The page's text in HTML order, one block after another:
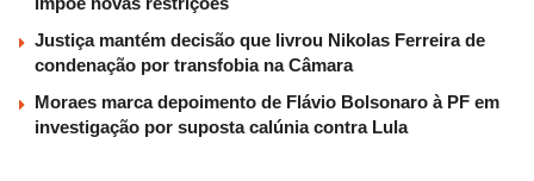
Justiça mantém decisão que livrou Nikolas Ferreira de
condenação por transfobia na Câmara
Moraes marca depoimento de Flávio Bolsonaro à PF em
investigação por suposta calúnia contra Lula